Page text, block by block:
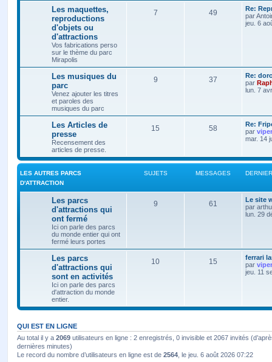
Les maquettes,
reproductions
d'objets ou
d'attractions
Vos fabrications perso
sur le thème du parc
Mirapolis
7 49
Re:
par
jeu. 6
Les musiques du
parc
Venez ajouter les titres
et paroles des
musiques du parc
9 37
Re:
par
lun. 7
Les Articles de
presse
Recensement des
articles de presse.
15 58
Re:
par
mar. 14
LES AUTRES PARCS
D'ATTRACTION
SUJETS MESSAGES
Les parcs
d'attractions qui
ont fermé
Ici on parle des parcs
du monde entier qui ont
fermé leurs portes
9 61
Le site
par
lun. 29
Les parcs
d'attractions qui
sont en activités
Ici on parle des parcs
d'attraction du monde
entier.
10 15
ferrari
par
jeu. 11
QUI EST EN LIGNE
Au total il y a 2069 utilisateurs en ligne : 2 enregistrés, 0 invisible et 2067 invités
dernières minutes)
Le record du nombre d’utilisateurs en ligne est de 2564 , le jeu. 6 août 2026 07:22